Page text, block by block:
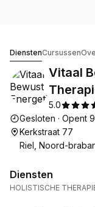
DienstenCursussen
Vitaal
5.0
Gesloten · Opent
Kerkstraat 77
Riel, Noord-
Diensten
HOLISTISCHE